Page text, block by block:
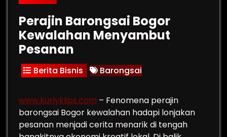
Perajin Barongsai Bogor
Kewalahan Menyambut
Pesanan
Berita Bisnis Barongsai
www.kurlyklips.com – Fenomena perajin
barongsai Bogor kewalahan hadapi lonjakan
pesanan menjadi cerita menarik di tengah